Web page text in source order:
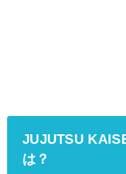
JUJUTSU
は？